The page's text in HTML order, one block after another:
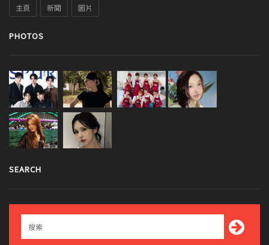
主頁 新聞 圖片
PHOTOS
SEARCH